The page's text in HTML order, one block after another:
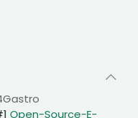
Open-Source-E-